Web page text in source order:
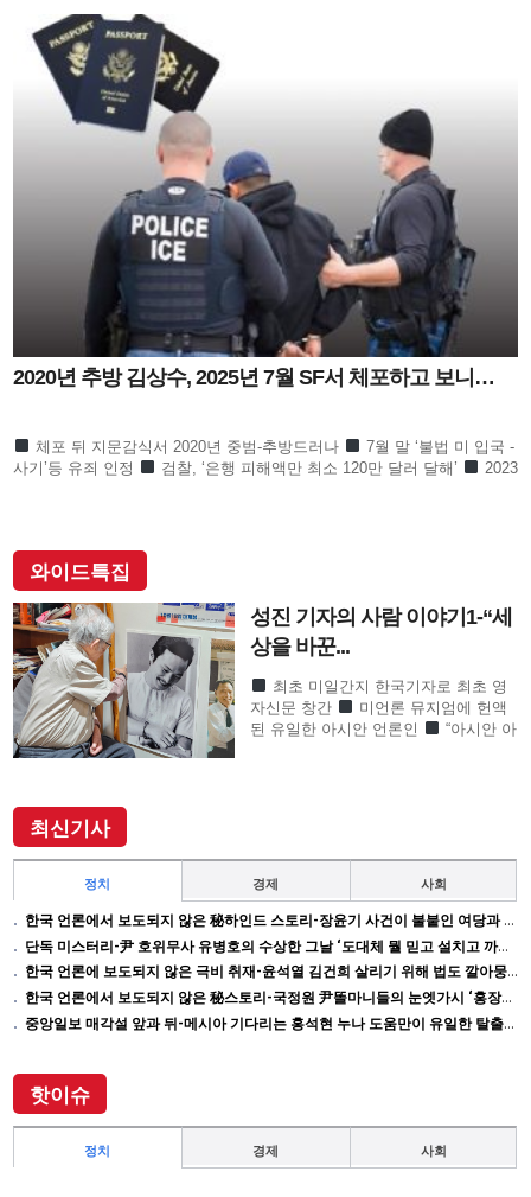
2020년 추방 김상수, 2025년 7월 SF서 체포하고 보니…
체포 뒤 지문감식서 2020년 중범-추방드러나
7월 말 ‘불법 미 입국 -
사기’등 유죄 인정
검찰, ‘은행 피해액만 최소 120만 달러 달해’
2023
와이드특집
성진 기자의 사람 이야기1-“세
상을 바꾼...
최초 미일간지 한국기자로 최초 영
자신문 창간
미언론 뮤지엄에 헌액
된 유일한 아시안 언론인
“아시안 아
최신기사
정치 경제 사회
한국 언론에서 보도되지 않은 秘하인드 스토리-장윤기 사건이 불붙인 여당과 검찰의 보완 수사권 전쟁
단독 미스터리-尹 호위무사 유병호의 수상한 그날 ‘도대체 뭘 믿고 설치고 까부나 했더니…’
한국 언론에 보도되지 않은 극비 취재-윤석열 김건희 살리기 위해 법도 깔아뭉갠 심우정의 자충수
한국 언론에서 보도되지 않은 秘스토리-국정원 尹똘마니들의 눈엣가시 ‘홍장원’ 죽이기
중앙일보 매각설 앞과 뒤-메시아 기다리는 홍석현 누나 도움만이 유일한 탈출구인데 …
핫이슈
정치 경제 사회